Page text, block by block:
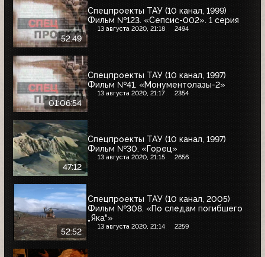
52:49
Спецпроекты ТАУ (10 канал, 1999)
Фильм №123. «Сепсис-002». 1 серия
13 августа 2020, 21:18 2494
01:06:54
Спецпроекты ТАУ (10 канал, 1997)
Фильм №41. «Монументолазы-2»
13 августа 2020, 21:17 2354
47:12
Спецпроекты ТАУ (10 канал, 1997)
Фильм №30. «Горец»
13 августа 2020, 21:15 2656
52:52
Спецпроекты ТАУ (10 канал, 2005)
Фильм №308. «По следам погибшего
„Яка“»
13 августа 2020, 21:14 2259